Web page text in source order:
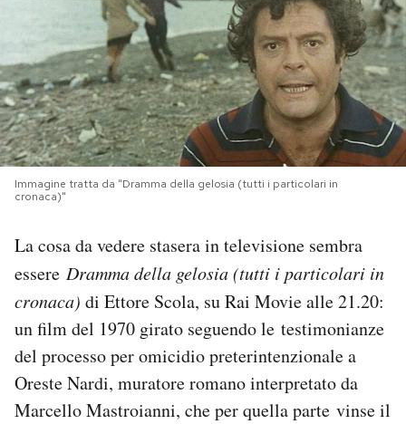
Mondiali calcio 2026
PODCAST
NEWSLETTER
SHOP
CALENDARIO
AREA PERSONALE
Immagine tratta da "Dramma della gelosia (tutti i particolari in
cronaca)"
La cosa da vedere stasera in televisione sembra
essere Dramma della gelosia (tutti i particolari in
cronaca) di Ettore Scola, su Rai Movie alle 21.20:
un film del 1970 girato seguendo le testimonianze
del processo per omicidio preterintenzionale a
Oreste Nardi, muratore romano interpretato da
Marcello Mastroianni, che per quella parte vinse il